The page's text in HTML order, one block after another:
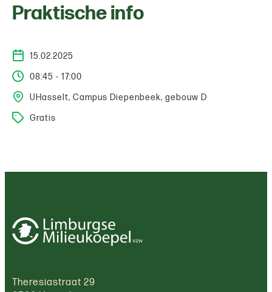
Praktische info
15.02.2025
08:45 - 17:00
UHasselt, Campus Diepenbeek, gebouw D
Gratis
Theresiastraat 29